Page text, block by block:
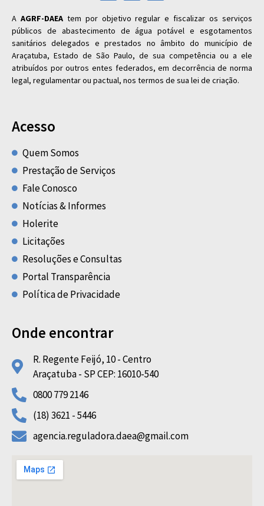
A AGRF-DAEAtem por objetivo regular e fiscalizar os serviços
públicos de abastecimento de água potável e esgotamentos
sanitários delegados e prestados no âmbito do município de
Araçatuba, Estado de São Paulo, de sua competência ou a ele
atribuídos por outros entes federados, em decorrência de norma
legal, regulamentar ou pactual, nos termos de sua lei de criação.
Acesso
Quem Somos
Prestação de Serviços
Fale Conosco
Notícias & Informes
Holerite
Licitações
Resoluções e Consultas
Portal Transparência
Política de Privacidade
Onde encontrar
R. Regente Feijó, 10 - Centro
Araçatuba - SP CEP: 16010-540
0800 779 2146
(18) 3621 - 5446
agencia.reguladora.daea@gmail.com